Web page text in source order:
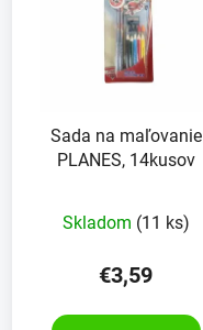
Sada na maľovanie
PLANES, 14kusov
Skladom (11 ks)
€3,59